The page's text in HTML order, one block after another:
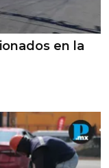
en la